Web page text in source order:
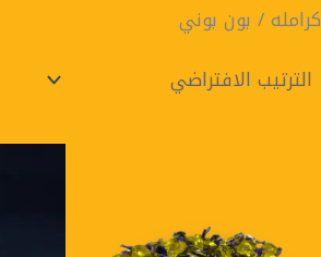
كرامله / بون بوني